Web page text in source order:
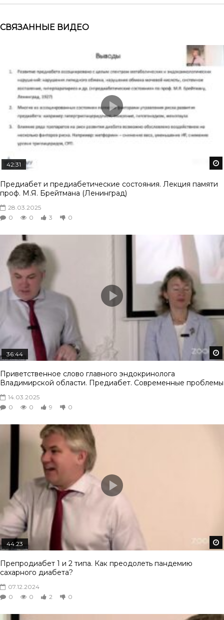
СВЯЗАННЫЕ ВИДЕО
42:31
Предиабет и предиабетические состояния. Лекция памяти
проф. М.Я. Брейтмана (Ленинград)
28.03.2025
0
0 3 0
36:44
Приветственное слово главного эндокринолога
Владимирской области. Предиабет. Современные проблемы
14.03.2025
0
0 9 0
44:23
Препродиабет 1 и 2 типа. Как преодолеть пандемию
сахарного диабета?
07.12.2024
0
0 2 0